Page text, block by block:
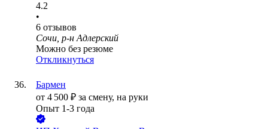
4.2
•
6 отзывов
Сочи, р-н Адлерский
Можно без резюме
Откликнуться
Бармен
от 4 500 ₽ за смену, на руки
Опыт 1-3 года